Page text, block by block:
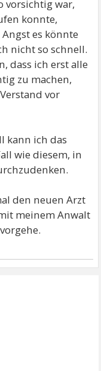
vorsichtig war,
konnte,
es könnte
nicht so schnell.
dass ich erst alle
zu machen,
vor
kann ich das
wie diesem, in
den neuen Arzt
meinem Anwalt